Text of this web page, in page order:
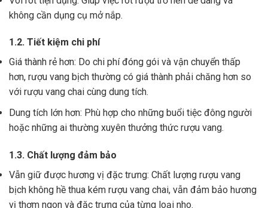
không cần dụng cụ mở nắp.
1.2. Tiết kiệm chi phí
Giá thành rẻ hơn: Do chi phí đóng gói và vận chuyển thấp
hơn, rượu vang bịch thường có giá thành phải chăng hơn so
với rượu vang chai cùng dung tích.
Dung tích lớn hơn: Phù hợp cho những buổi tiệc đông người
hoặc những ai thường xuyên thưởng thức rượu vang.
1.3. Chất lượng đảm bảo
Vẫn giữ được hương vị đặc trưng: Chất lượng rượu vang
bịch không hề thua kém rượu vang chai, vẫn đảm bảo hương
vị thơm ngon và đặc trưng của từng loại nho.